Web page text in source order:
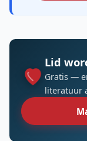
Lid
Gratis —
literatuur